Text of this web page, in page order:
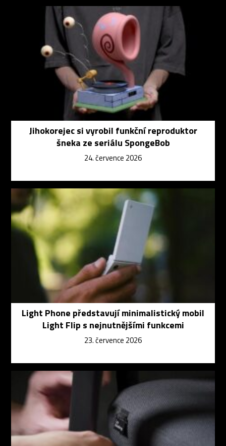
Jihokorejec si vyrobil funkční reproduktor
šneka ze seriálu SpongeBob
24. července 2026
Light Phone představují minimalistický mobil
Light Flip s nejnutnějšími funkcemi
23. července 2026